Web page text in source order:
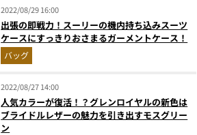
2022/08/29 16:00
出張の即戦力！スーリーの機内持ち込みスーツ
ケースにすっきりおさまるガーメントケース！
バッグ
2022/08/27 14:00
人気カラーが復活！？グレンロイヤルの新色は
ブライドルレザーの魅力を引き出すモスグリー
ン